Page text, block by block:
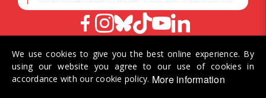
© 2026 Helvetiq SA. Alle Rechte vorbehalten.
We use cookies to give you the best online experience. By
using our website you agree to our use of cookies in
accordance with our cookie policy. More information